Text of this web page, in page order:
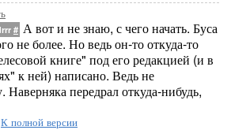
# А вот и не знаю, с чего начать. Буса
не более. Но ведь он-то откуда-то
книге" под его редакцией (и в
к ней) написано. Ведь не
Наверняка передрал откуда-нибудь,
К полной версии